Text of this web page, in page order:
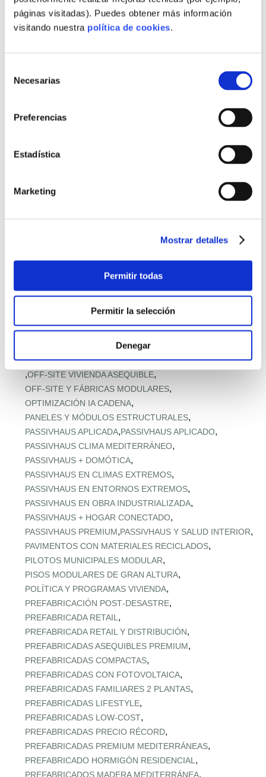
páginas visitadas). Puedes obtener más información
visitando nuestra política de cookies.
Necesarias
Preferencias
Estadística
Marketing
Mostrar detalles
Permitir todas
Permitir la selección
Denegar
MATERIALES DE PROXIMIDAD
MATERIALES DESCARBONIZACIÓN,
MATERIALES INDUSTRIALIZADOS,
MERCADO Y FERIAS INMOBILIARIAS
MODELOS LLAVE CON MÉTRICAS
MODELOS LLAVE EN MANO TRANSPARENTES
MODELOS Y PRECIOS PREFABRICADOS,
MODULAR EN ALTURA,
MODULAR PARA ACCESO A VIVIENDA
MODULAR RESISTENTE A TORMENTAS,
MONTAJE EXPRÉS Y MICROPLAZOS,
MONTAJE ULTRARRÁPIDO,
NORMATIVA URBANA Y SUELO,
OFERTA RETAIL Y LLAVE EN MANO,OFF‑SITE EN ALTURA
,OFF‑SITE VIVIENDA ASEQUIBLE,
OFF‑SITE Y FÁBRICAS MODULARES,
OPTIMIZACIÓN IA CADENA,
PANELES Y MÓDULOS ESTRUCTURALES,
PASSIVHAUS APLICADA,PASSIVHAUS APLICADO,
PASSIVHAUS CLIMA MEDITERRÁNEO,
PASSIVHAUS + DOMÓTICA,
PASSIVHAUS EN CLIMAS EXTREMOS,
PASSIVHAUS EN ENTORNOS EXTREMOS,
PASSIVHAUS EN OBRA INDUSTRIALIZADA,
PASSIVHAUS + HOGAR CONECTADO,
PASSIVHAUS PREMIUM,PASSIVHAUS Y SALUD INTERIOR,
PAVIMENTOS CON MATERIALES RECICLADOS,
PILOTOS MUNICIPALES MODULAR,
PISOS MODULARES DE GRAN ALTURA,
POLÍTICA Y PROGRAMAS VIVIENDA,
PREFABRICACIÓN POST‑DESASTRE,
PREFABRICADA RETAIL ,
PREFABRICADA RETAIL Y DISTRIBUCIÓN,
PREFABRICADAS ASEQUIBLES PREMIUM,
PREFABRICADAS COMPACTAS,
PREFABRICADAS CON FOTOVOLTAICA,
PREFABRICADAS FAMILIARES 2 PLANTAS,
PREFABRICADAS LIFESTYLE,
PREFABRICADAS LOW‑COST,
PREFABRICADAS PRECIO RÉCORD,
PREFABRICADAS PREMIUM MEDITERRÁNEAS,
PREFABRICADO HORMIGÓN RESIDENCIAL ,
PREFABRICADOS MADERA MEDITERRÁNEA,